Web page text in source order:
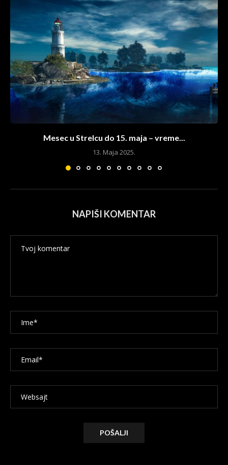
Mesec u Strelcu do 15. maja – vreme...
13. Maja 2025.
NAPIŠI KOMENTAR